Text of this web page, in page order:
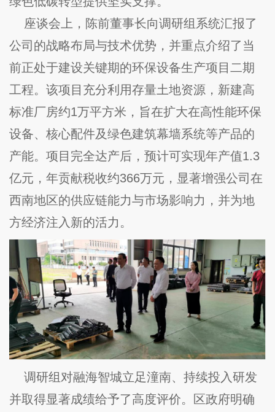
座谈会上，陈前董事长向调研组系统汇报了
公司的战略布局与技术优势，并重点介绍了当
前正处于建设关键期的环保设备生产项目二期
工程。该项目充分利用存量土地资源，新建高
标准厂房约1万平方米，旨在扩大在高性能环保
设备、核心配件及绿色建筑幕墙系统等产品的
产能。项目完全达产后，预计可实现年产值1.3
亿元，年贡献税收约366万元，显著增强公司在
西南地区的供应链能力与市场影响力，并为地
方经济注入新的活力。
调研组对融海智城立足潼南、持续投入研发
并取得显著成绩给予了高度评价。区政府明确